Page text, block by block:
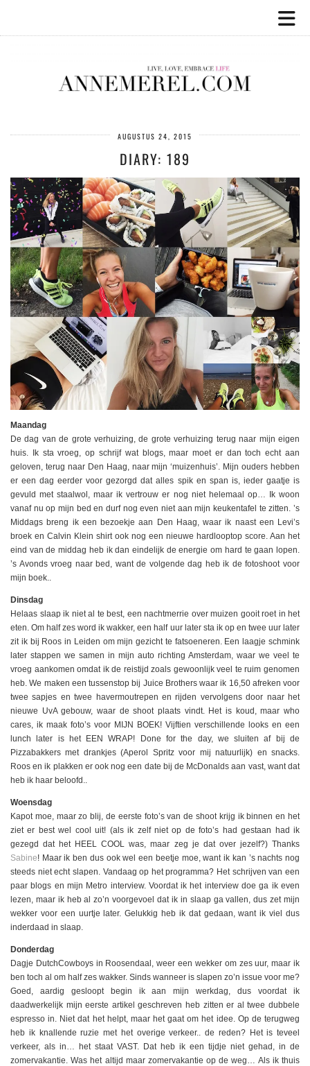
AUGUSTUS 24, 2015
DIARY: 189
Maandag
De dag van de grote verhuizing, de grote verhuizing terug naar mijn eigen
huis. Ik sta vroeg, op schrijf wat blogs, maar moet er dan toch echt aan
geloven, terug naar Den Haag, naar mijn ‘muizenhuis’. Mijn ouders hebben
er een dag eerder voor gezorgd dat alles spik en span is, ieder gaatje is
gevuld met staalwol, maar ik vertrouw er nog niet helemaal op… Ik woon
vanaf nu op mijn bed en durf nog even niet aan mijn keukentafel te zitten. ’s
Middags breng ik een bezoekje aan Den Haag, waar ik naast een Levi’s
broek en Calvin Klein shirt ook nog een nieuwe hardlooptop score. Aan het
eind van de middag heb ik dan eindelijk de energie om hard te gaan lopen.
’s Avonds vroeg naar bed, want de volgende dag heb ik de fotoshoot voor
mijn boek..
Dinsdag
Helaas slaap ik niet al te best, een nachtmerrie over muizen gooit roet in het
eten. Om half zes word ik wakker, een half uur later sta ik op en twee uur later
zit ik bij Roos in Leiden om mijn gezicht te fatsoeneren. Een laagje schmink
later stappen we samen in mijn auto richting Amsterdam, waar we veel te
vroeg aankomen omdat ik de reistijd zoals gewoonlijk veel te ruim genomen
heb. We maken een tussenstop bij Juice Brothers waar ik 16,50 afreken voor
twee sapjes en twee havermoutrepen en rijden vervolgens door naar het
nieuwe UvA gebouw, waar de shoot plaats vindt. Het is koud, maar who
cares, ik maak foto’s voor MIJN BOEK! Vijftien verschillende looks en een
lunch later is het EEN WRAP! Done for the day, we sluiten af bij de
Pizzabakkers met drankjes (Aperol Spritz voor mij natuurlijk) en snacks.
Roos en ik plakken er ook nog een date bij de McDonalds aan vast, want dat
heb ik haar beloofd..
Woensdag
Kapot moe, maar zo blij, de eerste foto’s van de shoot krijg ik binnen en het
ziet er best wel cool uit! (als ik zelf niet op de foto’s had gestaan had ik
gezegd dat het HEEL COOL was, maar zeg je dat over jezelf?) Thanks
Sabine! Maar ik ben dus ook wel een beetje moe, want ik kan ’s nachts nog
steeds niet echt slapen. Vandaag op het programma? Het schrijven van een
paar blogs en mijn Metro interview. Voordat ik het interview doe ga ik even
lezen, maar ik heb al zo’n voorgevoel dat ik in slaap ga vallen, dus zet mijn
wekker voor een uurtje later. Gelukkig heb ik dat gedaan, want ik viel dus
inderdaad in slaap.
Donderdag
Dagje DutchCowboys in Roosendaal, weer een wekker om zes uur, maar ik
ben toch al om half zes wakker. Sinds wanneer is slapen zo’n issue voor me?
Goed, aardig gesloopt begin ik aan mijn werkdag, dus voordat ik
daadwerkelijk mijn eerste artikel geschreven heb zitten er al twee dubbele
espresso in. Niet dat het helpt, maar het gaat om het idee. Op de terugweg
heb ik knallende ruzie met het overige verkeer.. de reden? Het is teveel
verkeer, als in… het staat VAST. Dat heb ik een tijdje niet gehad, in de
zomervakantie. Was het altijd maar zomervakantie op de weg… Als ik thuis